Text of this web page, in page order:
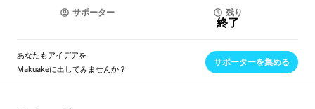
サポーター 残り
終了
あなたもアイデアを
Makuakeに出してみませんか？
サポーターを集める